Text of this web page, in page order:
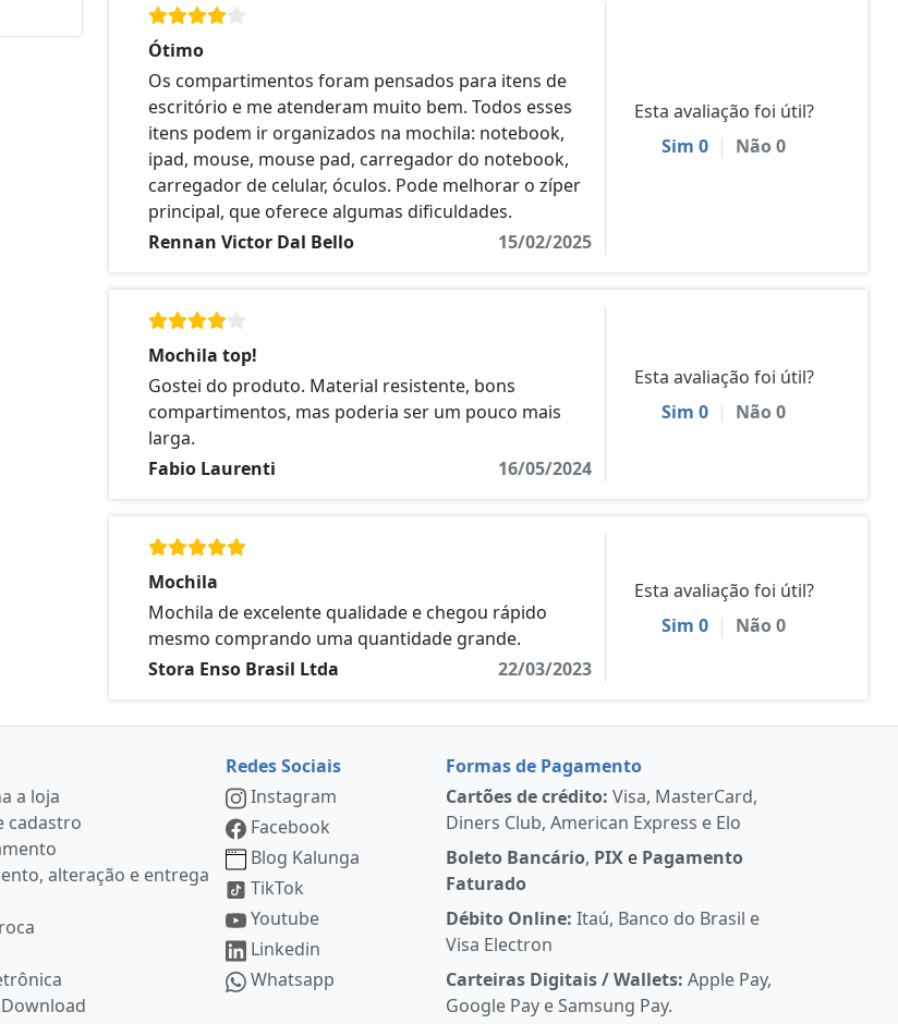
Ótimo
Os compartimentos foram pensados para itens de
escritório e me atenderam muito bem. Todos esses
itens podem ir organizados na mochila: notebook,
ipad, mouse, mouse pad, carregador do notebook,
carregador de celular, óculos. Pode melhorar o zíper
principal, que oferece algumas dificuldades.
Rennan Victor Dal Bello
15/02/2025
Esta avaliação foi útil?
Sim 0 | Não0
Mochila top!
Gostei do produto. Material resistente, bons
compartimentos, mas poderia ser um pouco mais
larga.
Fabio Laurenti
16/05/2024
Esta avaliação foi útil?
Sim 0 | Não0
Mochila
Mochila de excelente qualidade e chegou rápido
mesmo comprando uma quantidade grande.
Stora Enso Brasil Ltda
22/03/2023
Esta avaliação foi útil?
Sim 0 | Não0
a loja
cadastro
alteração e entrega
Redes Sociais
Instagram
Facebook
Blog Kalunga
TikTok
Youtube
Linkedin
Whatsapp
Formas de Pagamento
Cartões de crédito: Visa, MasterCard,
Diners Club, American Express e Elo
Boleto Bancário, PIX e Pagamento
Faturado
Débito Online: Itaú, Banco do Brasil e
Visa Electron
Carteiras Digitais / Wallets:Apple Pay,
Google Pay e Samsung Pay.